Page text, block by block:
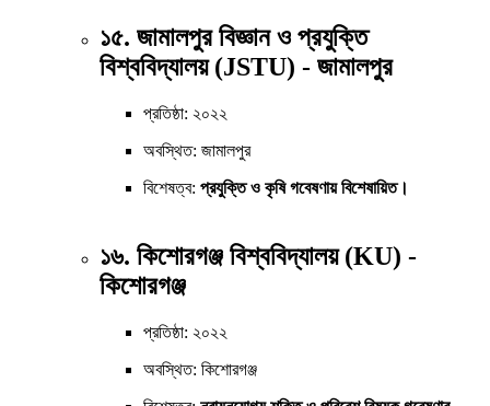
১৫. জামালপুর বিজ্ঞান ও প্রযুক্তি
বিশ্ববিদ্যালয় (JSTU) - জামালপুর
প্রতিষ্ঠা: ২০২২
অবস্থিত: জামালপুর
বিশেষত্ব: প্রযুক্তি ও কৃষি গবেষণায় বিশেষায়িত।
১৬. কিশোরগঞ্জ বিশ্ববিদ্যালয় (KU) -
কিশোরগঞ্জ
প্রতিষ্ঠা: ২০২২
অবস্থিত: কিশোরগঞ্জ